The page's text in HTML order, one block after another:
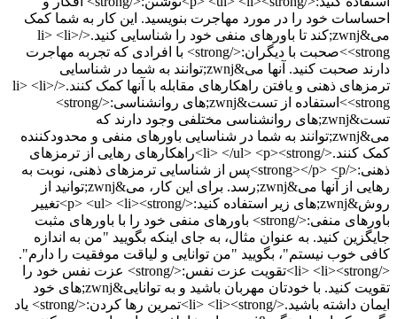
احساسات خود را در مورد مهاجرت بنویسید. این کار به شما کمک
می&zwnj;کند تا باورهای منفی خود را شناسایی کنید.</li> <li>
<strong>صحبت با دیگران:</strong> با افرادی که تجربه مهاجرت
دارند صحبت کنید. آنها می&zwnj;توانند به شما در شناسایی
ترمزهای ذهنی و یافتن راهکارهای مقابله با آنها کمک کنند.</li> <li>
<strong>استفاده از تست&zwnj;های روانشناسی:</strong>
تست&zwnj;های روانشناسی مختلفی وجود دارند که
می&zwnj;توانند به شما در شناسایی باورهای منفی و محدودکننده
کمک کنند.</li> </ul> <p><strong>راهکارهای رهایی از ترمزهای
ذهنی:</strong></p> <p>پس از شناسایی ترمزهای ذهنی، نوبت به
رهایی از آنها می&zwnj;رسد. برای این کار، می&zwnj;توانید از
روش&zwnj;های زیر استفاده کنید:</p> <ul> <li><strong>تغییر
باورهای منفی:</strong> باورهای منفی خود را با باورهای مثبت
جایگزین کنید. به عنوان مثال، به جای اینکه بگویید "من به اندازه
کافی خوب نیستم"، بگویید "من توانایی و لیاقت موفقیت را دارم".
</li> <li><strong>تقویت عزت نفس:</strong> عزت نفس خود را
تقویت کنید. با خودتان مهربان باشید و به توانایی&zwnj;های خود
ایمان داشته باشید.</li> <li><strong>تمرین رها کردن:</strong> یاد